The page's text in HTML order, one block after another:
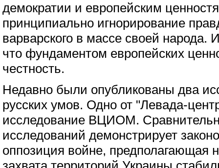
демократии и европейским
принципиально игнорирование
варварского в массе своей народа.
что фундаментом европейских
честность.
Недавно были опубликованы два
русских умов. Одно от "Левада-
исследование ВЦИОМ.
исследований демонстрирует
оппозиция войне, предполагающая